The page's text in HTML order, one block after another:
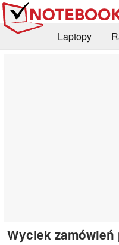
Laptopy
Wyciek